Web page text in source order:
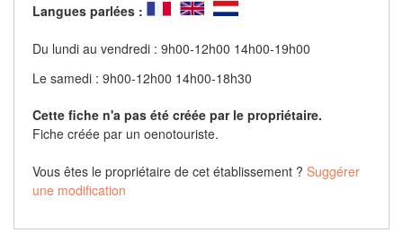
Langues parlées :
Du lundi au vendredi : 9h00-12h00 14h00-19h00
Le samedi : 9h00-12h00 14h00-18h30
Cette fiche n'a pas été créée par le propriétaire.
Fiche créée par un oenotouriste.
Vous êtes le propriétaire de cet établissement ? Suggérer
une modification